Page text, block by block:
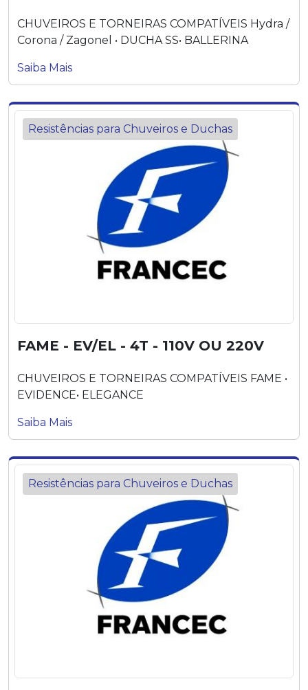
CHUVEIROS E TORNEIRAS COMPATÍVEIS Hydra /
Corona / Zagonel • DUCHA SS• BALLERINA
Saiba Mais
Resistências para Chuveiros e Duchas
FAME - EV/EL - 4T - 110V OU 220V
CHUVEIROS E TORNEIRAS COMPATÍVEIS FAME •
EVIDENCE• ELEGANCE
Saiba Mais
Resistências para Chuveiros e Duchas